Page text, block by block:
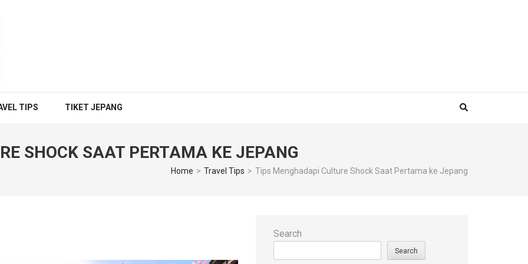
PENERBANGAN & TIKET KE JEPANG
TIPS TIKET JEPANG
SHOCK SAAT PERTAMA KE JEPANG
Home > Travel Tips > Tips Menghadapi Culture Shock Saat Pertama ke Jepang
Search
Search